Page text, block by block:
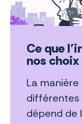
Ce que
nos
La
différentes
dépend de